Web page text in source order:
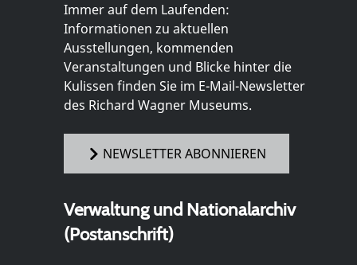
Immer auf dem Laufenden:
Informationen zu aktuellen
Ausstellungen, kommenden
Veranstaltungen und Blicke hinter die
Kulissen finden Sie im E-Mail-Newsletter
des Richard Wagner Museums.
NEWSLETTER ABONNIEREN
Verwaltung und Nationalarchiv
(Postanschrift)